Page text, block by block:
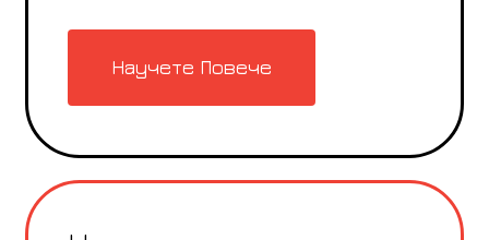
Научете Повече